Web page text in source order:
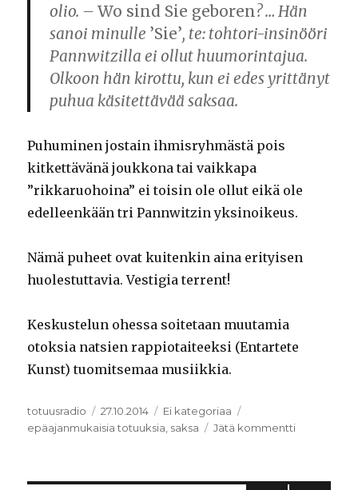
olio. –Wo sind Sie geboren? … Hän
sanoi minulle ’Sie’, te: tohtori-insinööri
Pannwitzilla ei ollut huumorintajua.
Olkoon hän kirottu, kun ei edes yrittänyt
puhua käsitettävää saksaa.
Puhuminen jostain ihmisryhmästä pois
kitkettävänä joukkona tai vaikkapa
”rikkaruohoina” ei toisin ole ollut eikä ole
edelleenkään tri Pannwitzin yksinoikeus.
Nämä puheet ovat kuitenkin aina erityisen
huolestuttavia. Vestigia terrent!
Keskustelun ohessa soitetaan muutamia
otoksia natsien rappiotaiteeksi (Entartete
Kunst) tuomitsemaa musiikkia.
Kirjoittaja
totuusradio Julkaistu
27.10.2014 Kategoriat
Ei kategoriaa
epäajanmukaisia totuuksia saksa Jätä kommentti